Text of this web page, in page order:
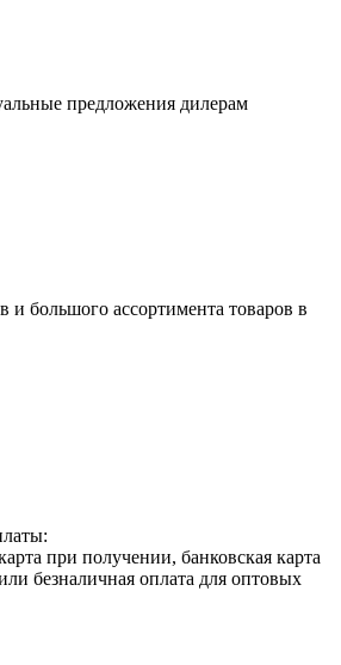
предложения дилерам
и большого ассортимента товаров в
при получении, банковская карта
безналичная оплата для оптовых